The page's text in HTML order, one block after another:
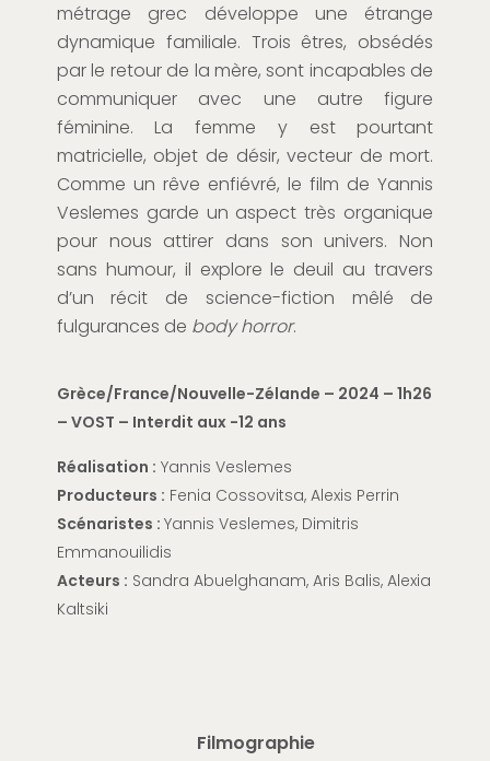
métrage grec développe une étrange
dynamique familiale. Trois êtres, obsédés
par le retour de la mère, sont incapables de
communiquer avec une autre figure
féminine. La femme y est pourtant
matricielle, objet de désir, vecteur de mort.
Comme un rêve enfiévré, le film de Yannis
Veslemes garde un aspect très organique
pour nous attirer dans son univers. Non
sans humour, il explore le deuil au travers
d’un récit de science-fiction mêlé de
fulgurances de body horror.
Grèce/France/Nouvelle-Zélande – 2024 – 1h26
– VOST – Interdit aux -12 ans
Réalisation : Yannis Veslemes
Producteurs : Fenia Cossovitsa, Alexis Perrin
Scénaristes : Yannis Veslemes, Dimitris
Emmanouilidis
Acteurs : Sandra Abuelghanam, Aris Balis, Alexia
Kaltsiki
Filmographie